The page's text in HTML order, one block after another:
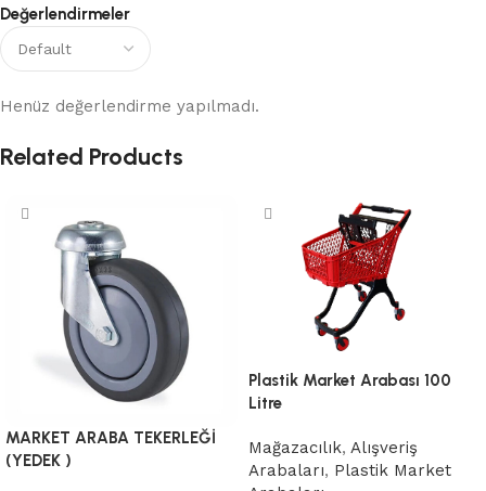
Değerlendirmeler
Henüz değerlendirme yapılmadı.
Related Products
MARKET ARABA TEKERLEĞİ
(YEDEK )
Plastik Market Arabası 100
Litre
Mağazacılık, Alışveriş
Arabaları, Plastik Market